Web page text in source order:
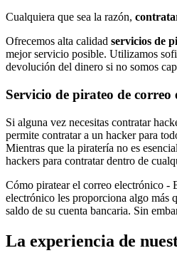
Cualquiera que sea la razón,
Ofrecemos alta calidad servicios de
mejor servicio posible. Utilizamos
devolución del dinero si no somos
Servicio de pirateo de correo
Si alguna vez necesitas contratar
permite contratar a un hacker para
Mientras que la piratería no es
hackers para contratar dentro de
Cómo piratear el correo electrónico -
electrónico les proporciona algo más
saldo de su cuenta bancaria. Sin
La experiencia de